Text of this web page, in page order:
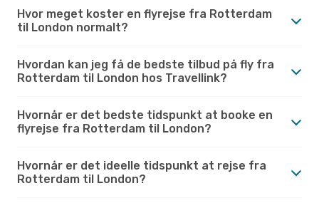
Hvor meget koster en flyrejse fra Rotterdam
til London normalt?
Hvordan kan jeg få de bedste tilbud på fly fra
Rotterdam til London hos Travellink?
Hvornår er det bedste tidspunkt at booke en
flyrejse fra Rotterdam til London?
Hvornår er det ideelle tidspunkt at rejse fra
Rotterdam til London?